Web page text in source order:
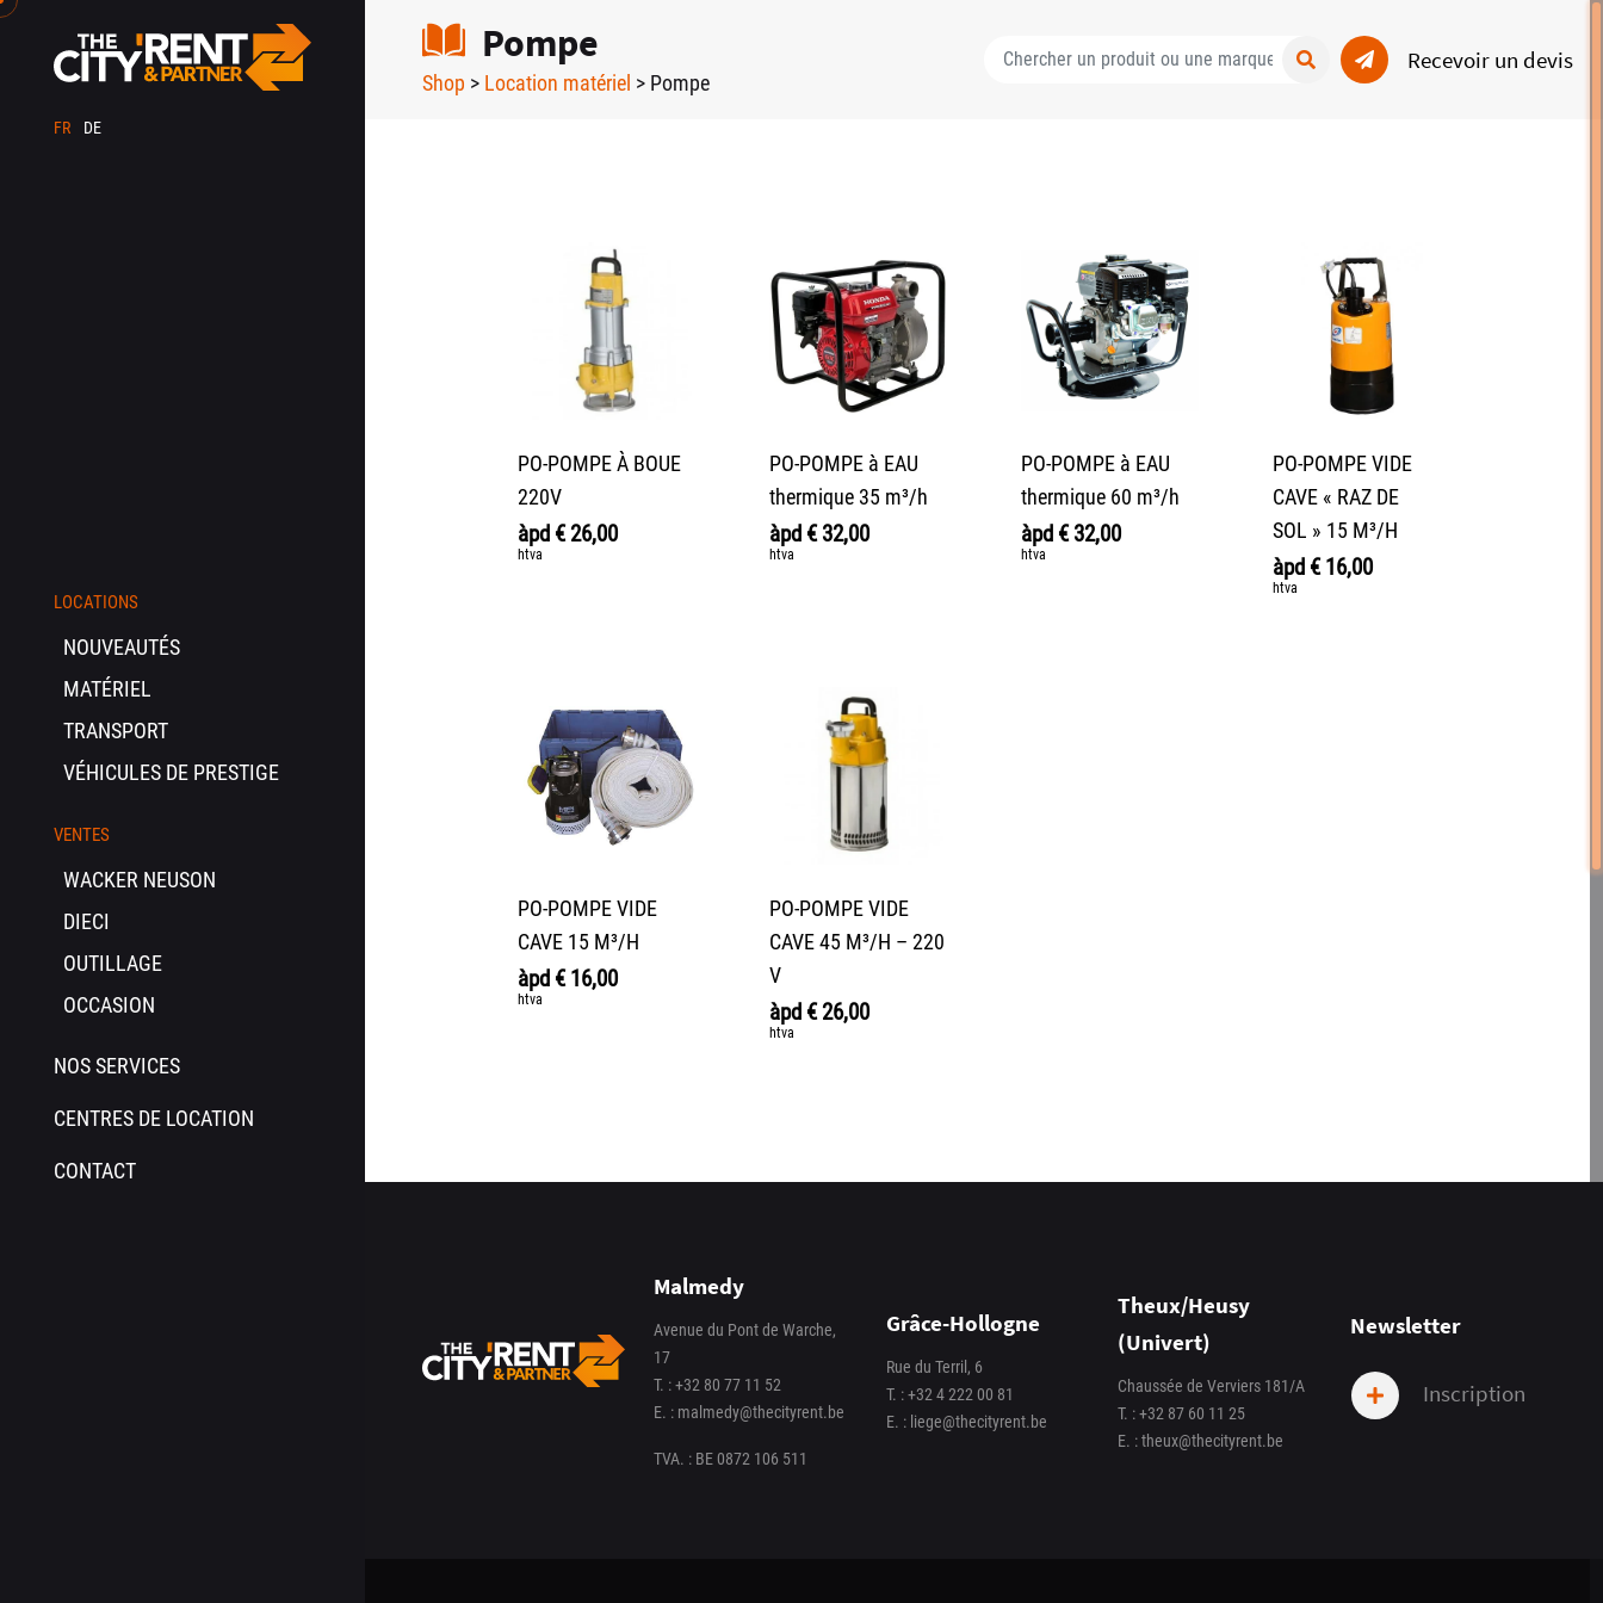
FR DE
LOCATIONS
NOUVEAUTÉS
MATÉRIEL
TRANSPORT
VÉHICULES DE PRESTIGE
VENTES
WACKER NEUSON
DIECI
OUTILLAGE
OCCASION
NOS SERVICES
CENTRES DE LOCATION
CONTACT
Pompe
Shop > Location matériel > Pompe
Recevoir un devis
PO-POMPE À BOUE
220V
àpd €26,00
htva
PO-POMPE à EAU
thermique 35 m³/h
àpd €32,00
htva
PO-POMPE à EAU
thermique 60 m³/h
àpd €32,00
htva
PO-POMPE VIDE
CAVE « RAZ DE
SOL » 15 M³/H
àpd €16,00
htva
PO-POMPE VIDE
CAVE 15 M³/H
àpd €16,00
htva
PO-POMPE VIDE
CAVE 45 M³/H – 220
V
àpd €26,00
htva
Malmedy
Avenue du Pont de Warche,
17
T. :+32 80 77 11 52
E. : malmedy@thecityrent.be
TVA. : BE 0872 106 511
Grâce-Hollogne
Rue du Terril, 6
T. :+32 4 222 00 81
E. : liege@thecityrent.be
Theux/Heusy
(Univert)
Chaussée de Verviers 181/A
T. :+32 87 60 11 25
E. :theux@thecityrent.be
Newsletter
Inscription